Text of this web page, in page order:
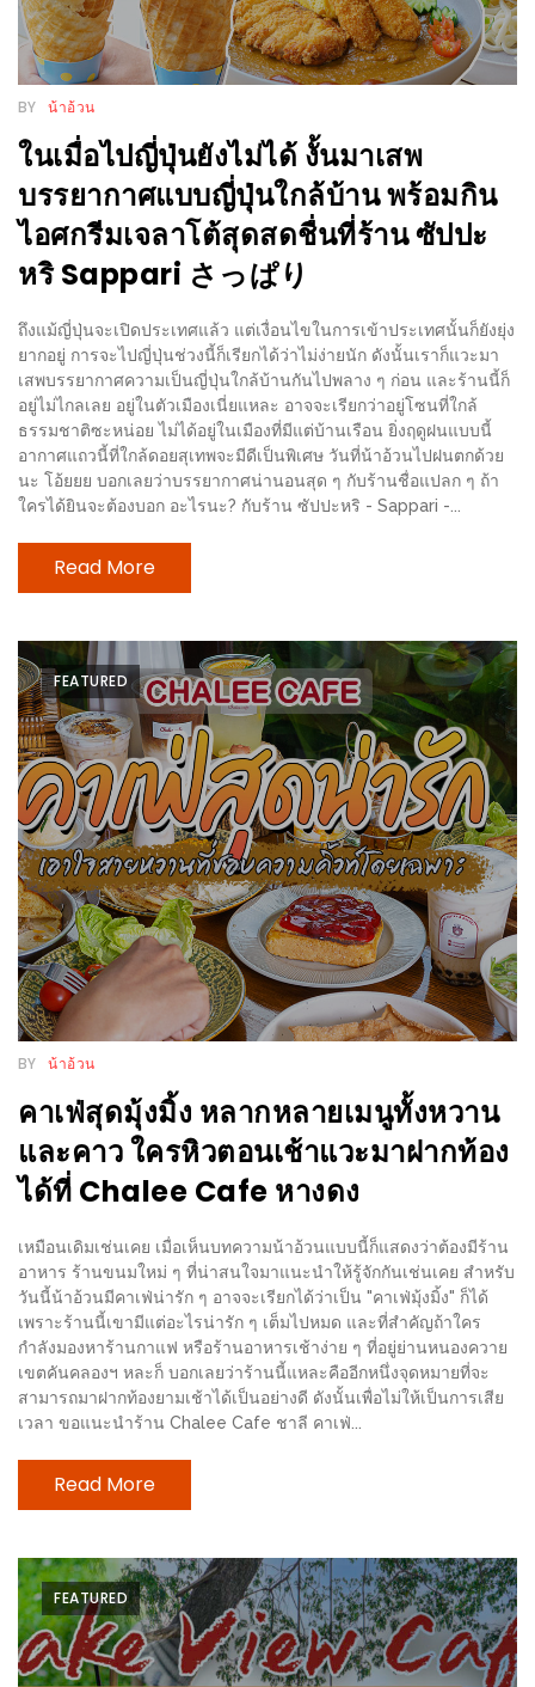
เด็ด
สำหรับ
คุณ
ที่รัก
2560
สบาย
ใจ๋…
สไตล์
นิมมาน
(ดี
คอน
โด
นิม)
เชียงใหม่
ส่วนลด
ร้าน
อาหาร
ใน
เชียงใหม่
หนาว
นัก
ใช่
ไหม?
แวะ
ไป
ผิง
ไฟ
ปิ้ง
มาร์ช
โล่
พร้อม
ชิม
และ
ช้อป
ที่
เดียว
ที่
งาน
PRESENTS
PINGFAI
FESTIVAL
3
BY น้าอ้วน
ในเมื่อไปญี่ปุ่นยังไม่ได้ งั้นมาเสพ
บรรยากาศแบบญี่ปุ่นใกล้บ้าน พร้อมกิน
ไอศกรีมเจลาโต้สุดสดชื่นที่ร้าน ซัปปะ
หริ Sappari さっぱり
ถึงแม้ญี่ปุ่นจะเปิดประเทศแล้ว แต่เงื่อนไขในการเข้าประเทศนั้นก็ยังยุ่ง
ยากอยู่ การจะไปญี่ปุ่นช่วงนี้ก็เรียกได้ว่าไม่ง่ายนัก ดังนั้นเราก็แวะมา
เสพบรรยากาศความเป็นญี่ปุ่นใกล้บ้านกันไปพลาง ๆ ก่อน และร้านนี้ก็
อยู่ไม่ไกลเลย อยู่ในตัวเมืองเนี่ยแหละ อาจจะเรียกว่าอยู่โซนที่ใกล้
ธรรมชาติซะหน่อย ไม่ได้อยู่ในเมืองที่มีแต่บ้านเรือน ยิ่งฤดูฝนแบบนี้
อากาศแถวนี้ที่ใกล้ดอยสุเทพจะมีดีเป็นพิเศษ วันที่น้าอ้วนไปฝนตกด้วย
นะ โอ้ยยย บอกเลยว่าบรรยากาศน่านอนสุด ๆ กับร้านชื่อแปลก ๆ ถ้า
ใครได้ยินจะต้องบอก อะไรนะ? กับร้าน ซัปปะหริ - Sappari -...
Read More
FEATURED
BY น้าอ้วน
คาเฟ่สุดมุ้งมิ้ง หลากหลายเมนูทั้งหวาน
และคาว ใครหิวตอนเช้าแวะมาฝากท้อง
ได้ที่ Chalee Cafe หางดง
เหมือนเดิมเช่นเคย เมื่อเห็นบทความน้าอ้วนแบบนี้ก็แสดงว่าต้องมีร้าน
อาหาร ร้านขนมใหม่ ๆ ที่น่าสนใจมาแนะนำให้รู้จักกันเช่นเคย สำหรับ
วันนี้น้าอ้วนมีคาเฟ่น่ารัก ๆ อาจจะเรียกได้ว่าเป็น "คาเฟ่มุ้งมิ้ง" ก็ได้
เพราะร้านนี้เขามีแต่อะไรน่ารัก ๆ เต็มไปหมด และที่สำคัญถ้าใคร
กำลังมองหาร้านกาแฟ หรือร้านอาหารเช้าง่าย ๆ ที่อยู่ย่านหนองควาย
เขตคันคลองฯ หละก็ บอกเลยว่าร้านนี้แหละคืออีกหนึ่งจุดหมายที่จะ
สามารถมาฝากท้องยามเช้าได้เป็นอย่างดี ดังนั้นเพื่อไม่ให้เป็นการเสีย
เวลา ขอแนะนำร้าน Chalee Cafe ชาลี คาเฟ่...
Read More
FEATURED